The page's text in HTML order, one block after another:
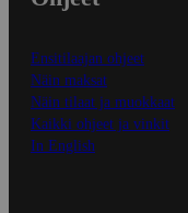
Ensitilaajan ohjeet
Näin maksat
Näin tilaat ja muokkaat
Kaikki ohjeet ja vinkit
In English